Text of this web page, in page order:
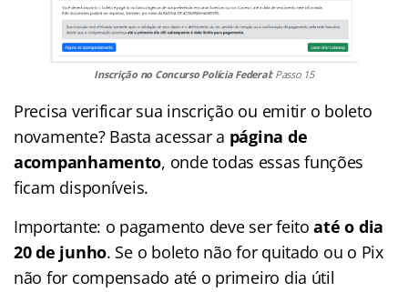
Inscrição no Concurso Polícia Federal:Passo 15
Precisa verificar sua inscrição ou emitir o boleto
novamente? Basta acessar a página de
acompanhamento, onde todas essas funções
ficam disponíveis.
Importante: o pagamento deve ser feitoaté o dia
20 de junho. Se o boleto não for quitado ou o Pix
não for compensado até o primeiro dia útil